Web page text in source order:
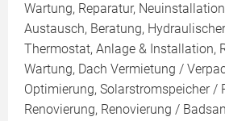
Wartung, Reparatur,
Austausch, Beratung,
Thermostat, Anlage & Installation,
Wartung, Dach Vermietung /
Optimierung, Solarstromspeicher /
Renovierung, Renovierung /